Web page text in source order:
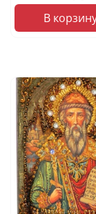
В